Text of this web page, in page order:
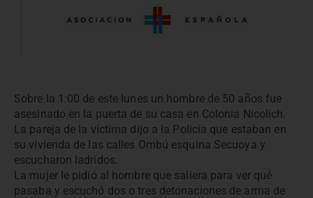
Sobre la 1:00 de este lunes un hombre de 50 años fue
asesinado en la puerta de su casa en Colonia Nicolich.
La pareja de la víctima dijo a la Policía que estaban en
su vivienda de las calles Ombú esquina Secuoya y
escucharon ladridos.
La mujer le pidió al hombre que saliera para ver qué
pasaba y escuchó dos o tres detonaciones de arma de